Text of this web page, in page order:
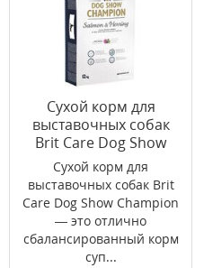
Сухой корм для
выставочных собак
Brit Care Dog Show
Champion 12 кг
Сухой корм для
выставочных собак Brit
Care Dog Show Champion
— это отлично
сбалансированный корм
суп...